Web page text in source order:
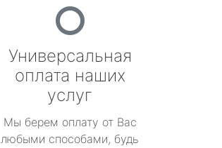
Универсальная
оплата наших
услуг
Мы берем оплату от Вас
любыми способами, будь